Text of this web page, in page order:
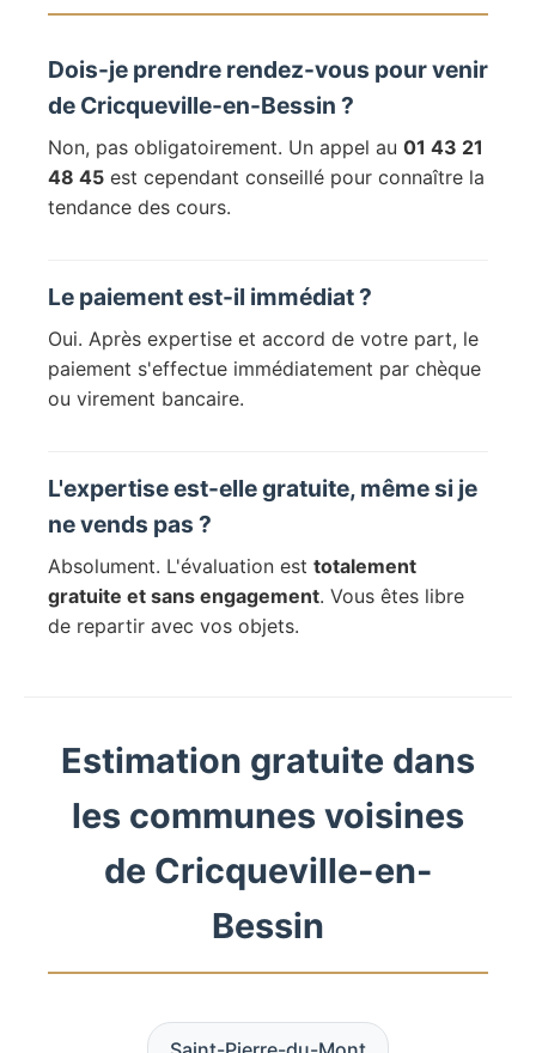
Dois-je prendre rendez-vous pour venir
de Cricqueville-en-Bessin ?
Non, pas obligatoirement. Un appel au 01 43 21
48 45 est cependant conseillé pour connaître la
tendance des cours.
Le paiement est-il immédiat ?
Oui. Après expertise et accord de votre part, le
paiement s'effectue immédiatement par chèque
ou virement bancaire.
L'expertise est-elle gratuite, même si je
ne vends pas ?
Absolument. L'évaluation est totalement
gratuite et sans engagement. Vous êtes libre
de repartir avec vos objets.
Estimation gratuite dans
les communes voisines
de Cricqueville-en-
Bessin